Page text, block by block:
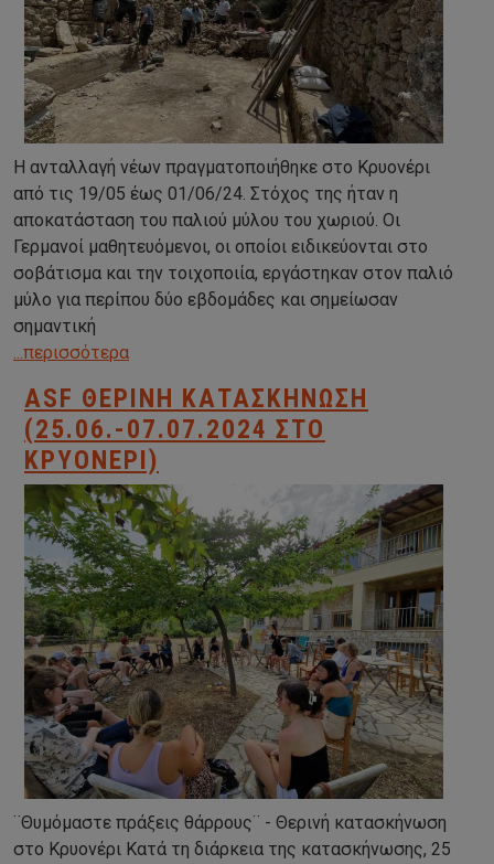
Η ανταλλαγή νέων πραγματοποιήθηκε στο Κρυονέρι
από τις 19/05 έως 01/06/24. Στόχος της ήταν η
αποκατάσταση του παλιού μύλου του χωριού. Οι
Γερμανοί μαθητευόμενοι, οι οποίοι ειδικεύονται στο
σοβάτισμα και την τοιχοποιία, εργάστηκαν στον παλιό
μύλο για περίπου δύο εβδομάδες και σημείωσαν
σημαντική
...περισσότερα
ASF ΘΕΡΙΝΉ ΚΑΤΑΣΚΉΝΩΣΗ
(25.06.-07.07.2024 ΣΤΟ
ΚΡΥΟΝΈΡΙ)
¨Θυμόμαστε πράξεις θάρρους¨ - Θερινή κατασκήνωση
στο Κρυονέρι Κατά τη διάρκεια της κατασκήνωσης, 25